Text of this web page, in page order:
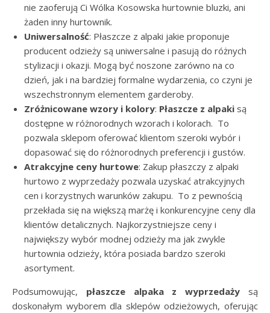
nie zaoferują Ci Wólka Kosowska hurtownie bluzki, ani
żaden inny hurtownik.
Uniwersalność: Płaszcze z alpaki jakie proponuje
producent odzieży są uniwersalne i pasują do różnych
stylizacji i okazji. Mogą być noszone zarówno na co
dzień, jak i na bardziej formalne wydarzenia, co czyni je
wszechstronnym elementem garderoby.
Zróżnicowane wzory i kolory: Płaszcze z alpaki są
dostępne w różnorodnych wzorach i kolorach. To
pozwala sklepom oferować klientom szeroki wybór i
dopasować się do różnorodnych preferencji i gustów.
Atrakcyjne ceny hurtowe: Zakup płaszczy z alpaki
hurtowo z wyprzedaży pozwala uzyskać atrakcyjnych
cen i korzystnych warunków zakupu. To z pewnością
przekłada się na większą marżę i konkurencyjne ceny dla
klientów detalicznych. Najkorzystniejsze ceny i
największy wybór modnej odzieży ma jak zwykle
hurtownia odzieży, która posiada bardzo szeroki
asortyment.
Podsumowując, płaszcze alpaka z wyprzedaży są
doskonałym wyborem dla sklepów odzieżowych, oferując